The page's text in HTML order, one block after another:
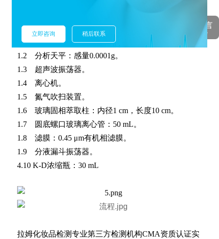
仪器和设备
1.1 气相色谱-质谱仪。
1.2 分析天平：感量0.0001g。
1.3 超声波振荡器。
1.4 离心机。
1.5 氮气吹扫装置。
1.6 玻璃固相萃取柱：内径1 cm，长度10 cm。
1.7 圆底螺口玻璃离心管：50 mL。
1.8 滤膜：0.45 μm有机相滤膜。
1.9 分液漏斗振荡器。
4.10 K-D浓缩瓶：30 mL
拉姆化妆品检测专业第三方检测机构CMA资质认证实
立即咨询 稍后联系